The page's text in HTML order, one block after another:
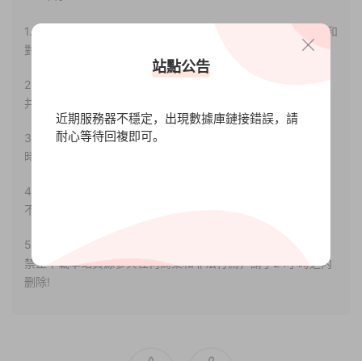
1.本站部分内容轉載自其它媒體，但并不代表本站贊同其觀點和
對其真實性負責。
2.若您需要商業運營或用于其他商業活動，請您購買正版授權
并合法使用。
3.如果本站有侵犯、不妥之處的資源，請聯系我們。将會第一
時間解決！
4.本站部分内容均由互聯網收集整理，僅供大家參考、學習，
不存在任何商業目的與商業用途。
5.本站提供的所有資源僅供參考學習使用，版權歸原著所有，
禁止下載本站資源參與任何商業和非法行爲，請于24小時之内
删除!
站點公告
近期服務器不穩定，出現數據庫鏈接錯誤，請
耐心等待回複即可。